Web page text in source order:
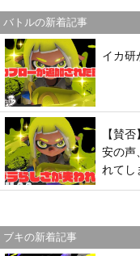
バトルの新着記事
イカ研
【賛
安の声
れてし
ブキの新着記事